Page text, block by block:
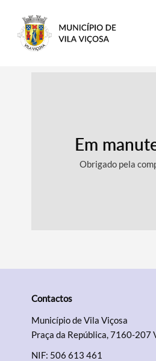
Termo de Pesquisa
Em
Obrigado pela
Contactos
Município de Vila Viçosa
Praça da República, 7160-207
NIF: 506 613 461